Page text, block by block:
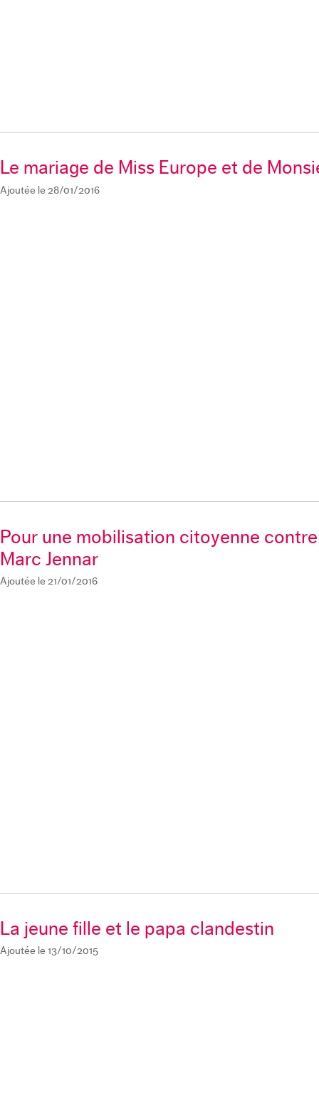
Le mariage de Miss Europe et de
Ajoutée le 28/01/2016
Pour une mobilisation citoyenne
Marc Jennar
Ajoutée le 21/01/2016
La jeune fille et le papa clandestin
Ajoutée le 13/10/2015